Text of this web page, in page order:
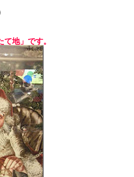
て地」です。